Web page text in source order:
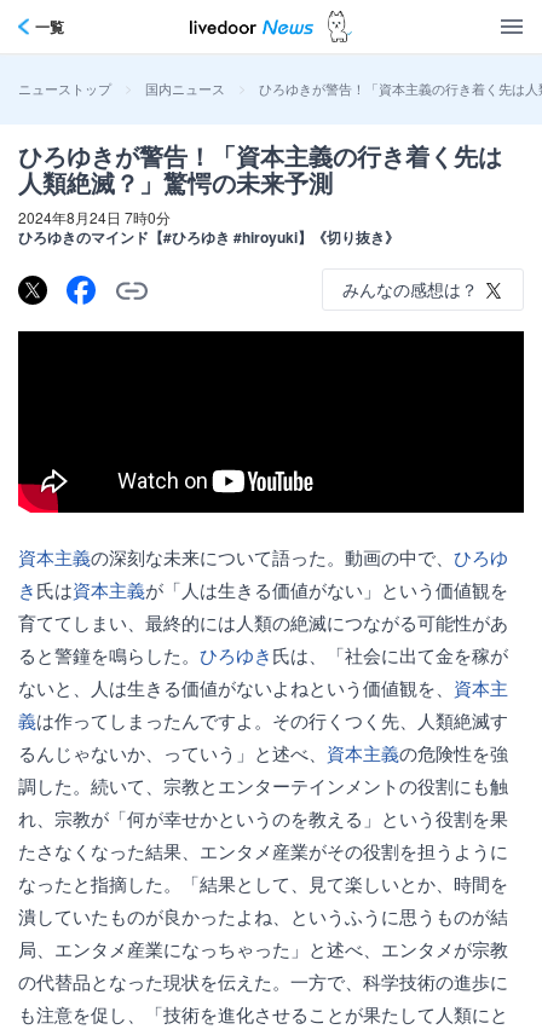
一覧
ニューストップ > 国内ニュース > ひろゆきが警告！「資本主義の行き着く先は
ひろゆきが警告！「資本主義の行き着く先は
人類絶滅？」驚愕の未来予測
2024年8月24日 7時0分
ひろゆきのマインド【#ひろゆき #hiroyuki】《切り抜き》
みんなの感想は？
資本主義の深刻な未来について語った。動画の中で、 ひろゆ
き氏は資本主義が「人は生きる価値がない」という価値観を
育ててしまい、最終的には人類の絶滅につながる可能性があ
ると警鐘を鳴らした。 ひろゆき氏は、「社会に出て金を稼が
ないと、人は生きる価値がないよねという価値観を、 資本主
義は作ってしまったんですよ。その行くつく先、人類絶滅す
るんじゃないか、っていう」と述べ、 資本主義の危険性を強
調した。続いて、宗教とエンターテインメントの役割にも触
れ、宗教が「何が幸せかというのを教える」という役割を果
たさなくなった結果、エンタメ産業がその役割を担うように
なったと指摘した。「結果として、見て楽しいとか、時間を
潰していたものが良かったよね、というふうに思うものが結
局、エンタメ産業になっちゃった」と述べ、エンタメが宗教
の代替品となった現状を伝えた。一方で、科学技術の進歩に
も注意を促し、「技術を進化させることが果たして人類にと